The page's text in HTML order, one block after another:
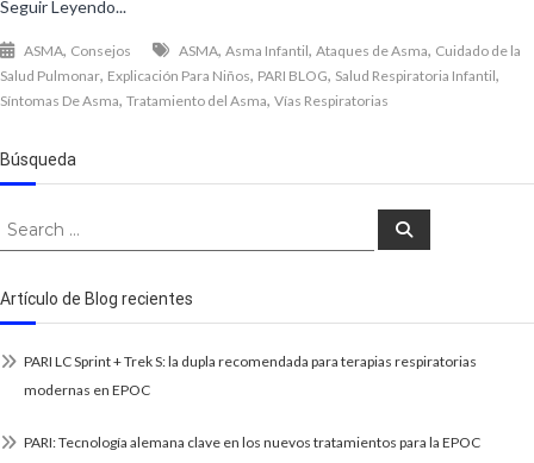
Seguir Leyendo...
ASMA, Consejos ASMA, Asma Infantil, Ataques de Asma, Cuidado de la
Salud Pulmonar, Explicación Para Niños, PARI BLOG, Salud Respiratoria Infantil,
Síntomas De Asma, Tratamiento del Asma, Vías Respiratorias
Búsqueda
Search
Search
Artículo de Blog recientes
PARI LC Sprint + Trek S: la dupla recomendada para terapias respiratorias
modernas en EPOC
PARI: Tecnología alemana clave en los nuevos tratamientos para la EPOC